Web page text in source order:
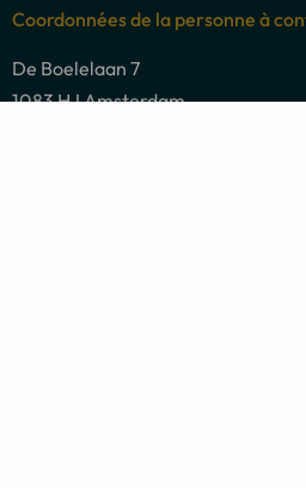
Coordonnées de la personne à
De Boelelaan 7
1083 HJ Amsterdam